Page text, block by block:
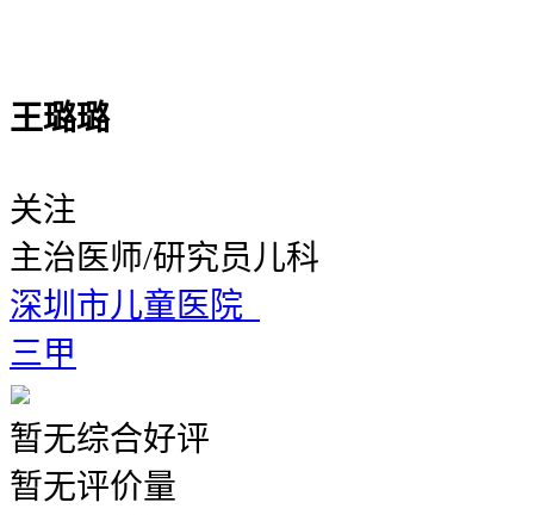
王璐璐
关注
主治医师/研究员儿科
深圳市儿童医院
三甲
暂无综合好评
暂无评价量